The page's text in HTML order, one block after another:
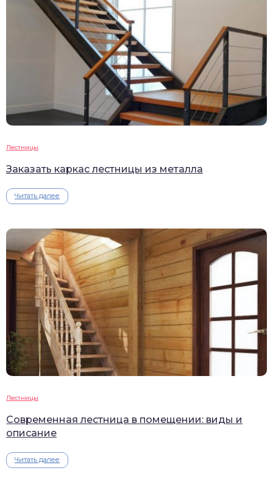
Лестницы
Заказать каркас лестницы из металла
Читать далее
Лестницы
Современная лестница в помещении: виды и
описание
Читать далее